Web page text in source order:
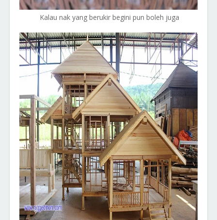
Kalau nak yang berukir begini pun boleh juga